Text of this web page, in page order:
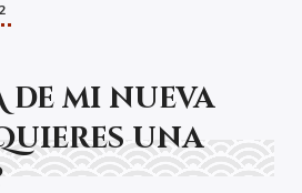
de mi nueva
una